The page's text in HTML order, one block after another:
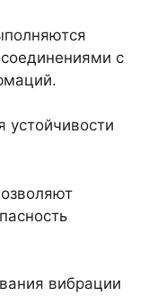
с
устойчивости
вибрации